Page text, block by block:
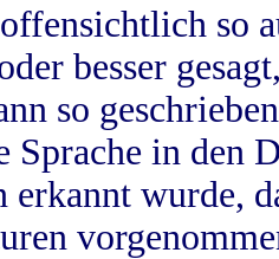
so
besser
so
Sprache in
erkannt wurde,